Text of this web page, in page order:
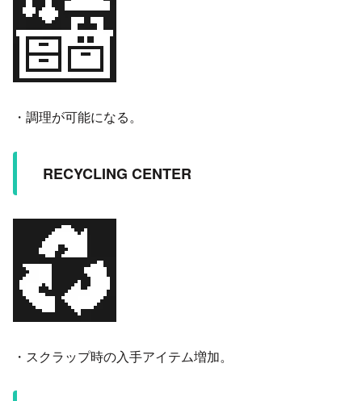
・調理が可能になる。
RECYCLING CENTER
・スクラップ時の入手アイテム増加。